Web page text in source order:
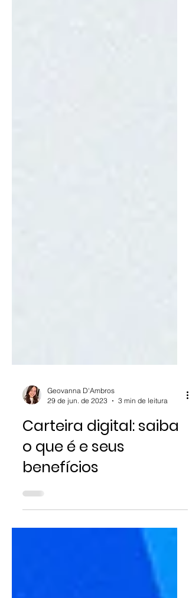
Geovanna D'Ambros
29 de jun. de 2023
3 min de leitura
Carteira digital: saiba
o que é e seus
benefícios